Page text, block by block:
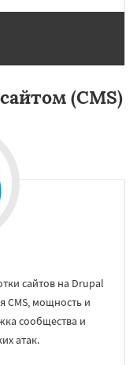
× (CMS)
сайтов на Drupal
CMS, мощность и
сообщества и
атак.
×
данных